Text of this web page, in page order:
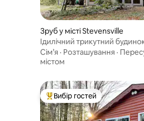
Зруб у місті Stevensville
Ідилічний трикутний
винному регіоні Гавань у
Сім’я · Розташування ·
містом
Топ вибір гостей
Вибір гостей